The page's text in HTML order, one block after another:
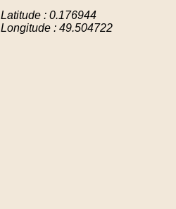
Latitude : 0.176944
Longitude : 49.504722